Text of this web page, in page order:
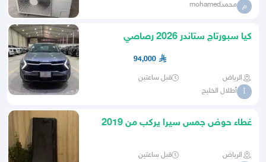
م محمدmohamed
كيا سبورتاج ستاندر 2026 رصاصي
94,000
الرياض قبل ساعتين
أ أطلال الخليج
غطاء حوض جمس سيرا يركب من 2019
الرياض قبل ساعتين